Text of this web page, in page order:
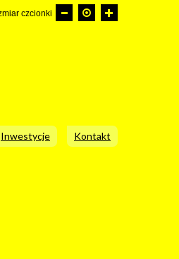
czcionki
Inwestycje Kontakt